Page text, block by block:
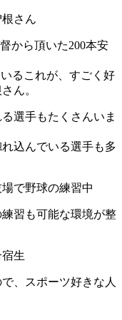
から頂いた200本安
るこれが、すごく好
ん。
選手もたくさんいま
込んでいる選手も多
習も可能な環境が整
、スポーツ好きな人